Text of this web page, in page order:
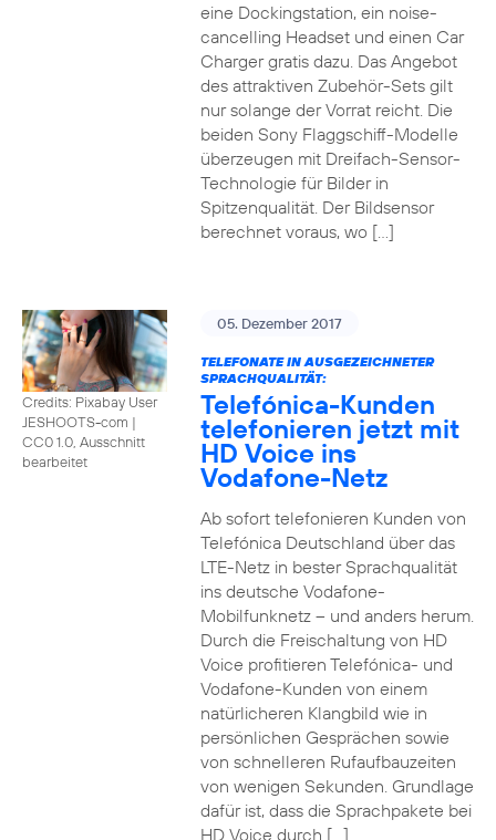
eine Dockingstation, ein noise-
cancelling Headset und einen Car
Charger gratis dazu. Das Angebot
des attraktiven Zubehör-Sets gilt
nur solange der Vorrat reicht. Die
beiden Sony Flaggschiff-Modelle
überzeugen mit Dreifach-Sensor-
Technologie für Bilder in
Spitzenqualität. Der Bildsensor
berechnet voraus, wo […]
Credits: Pixabay User
JESHOOTS-com |
CC0 1.0, Ausschnitt
bearbeitet
05. Dezember 2017
TELEFONATE IN AUSGEZEICHNETER
SPRACHQUALITÄT:
Telefónica-Kunden
telefonieren jetzt mit
HD Voice ins
Vodafone-Netz
Ab sofort telefonieren Kunden von
Telefónica Deutschland über das
LTE-Netz in bester Sprachqualität
ins deutsche Vodafone-
Mobilfunknetz – und anders herum.
Durch die Freischaltung von HD
Voice profitieren Telefónica- und
Vodafone-Kunden von einem
natürlicheren Klangbild wie in
persönlichen Gesprächen sowie
von schnelleren Rufaufbauzeiten
von wenigen Sekunden. Grundlage
dafür ist, dass die Sprachpakete bei
HD Voice durch […]